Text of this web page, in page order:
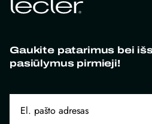
Gaukite patarimus bei
pasiūlymus pirmieji!